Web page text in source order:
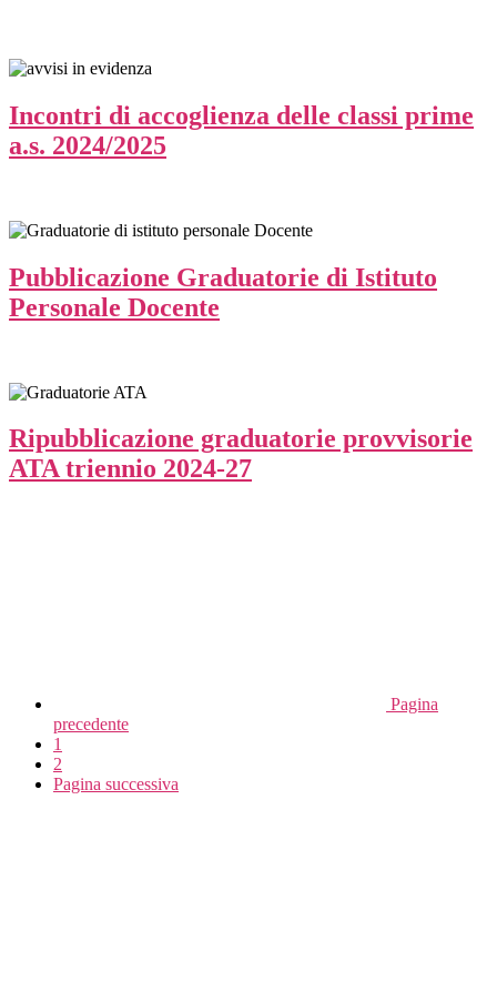
Incontri di accoglienza delle classi prime
a.s. 2024/2025
Pubblicazione Graduatorie di Istituto
Personale Docente
Ripubblicazione graduatorie provvisorie
ATA triennio 2024-27
Pagina
precedente
1
2
Pagina successiva